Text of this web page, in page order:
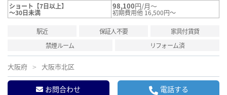
ショート【7日以上】
～30日未満
98,100円/月～
初期費用他 16,500円～
駅近 保証人不要
家具付賃貸
禁煙ルーム
リフォーム済
大阪府 大阪市北区
お問合わせ 電話する